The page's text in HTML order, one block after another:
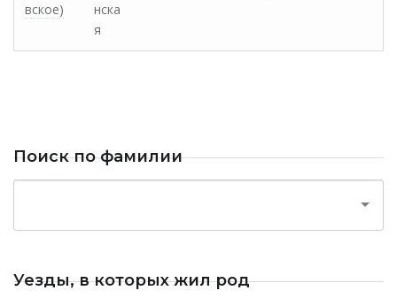
вское)
нска
я
Поиск по фамилии
Уезды, в которых жил род